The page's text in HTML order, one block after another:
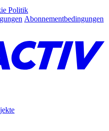
Politik
Abonnementbedingungen